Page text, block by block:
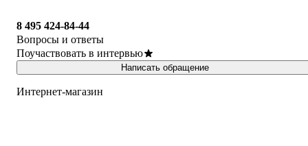
8 495 424-84-44
Вопросы и ответы
Поучаствовать в интервью
Написать обращение
Интернет-магазин